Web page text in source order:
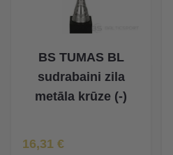
BS TUMAS BL
sudrabaini zila
metāla krūze (-)
Īpaša Cena
16,31 €